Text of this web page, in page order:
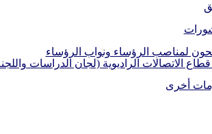
لمناصب الرؤساء ونواب الرؤساء
الاتصالات الراديوية (لجان الدراسات
أخرى